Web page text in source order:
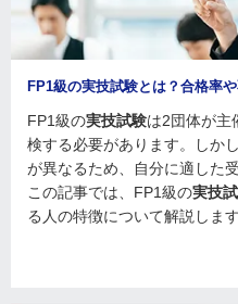
FP1級の実技試験とは？合格率
FP1級の実技試験は2団体が主
検する必要があります。しか
が異なるため、自分に適した
この記事では、FP1級の実技
る人の特徴について解説します